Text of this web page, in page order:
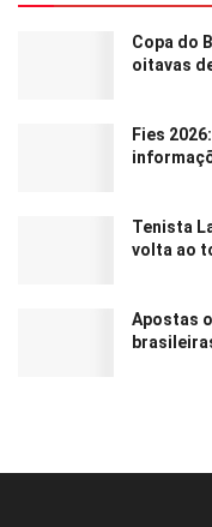
Copa do
oitavas
Fies
Tenista
volta ao
Apostas